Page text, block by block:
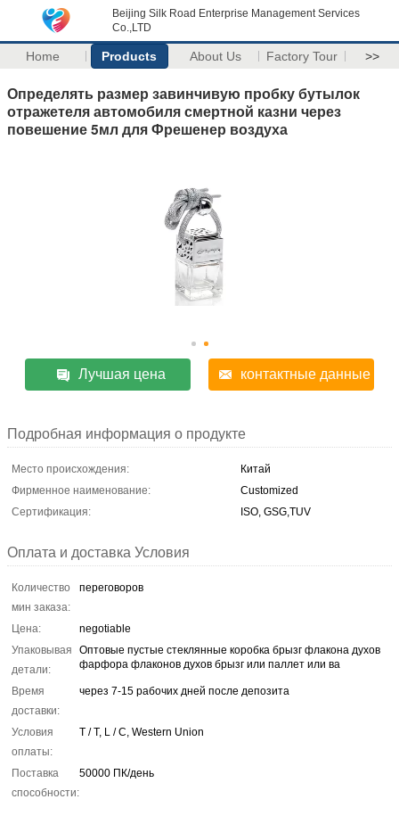
Beijing Silk Road Enterprise Management Services
Co.,LTD
Home Products About Us Factory Tour >>
Определять размер завинчивую пробку бутылок
отражетеля автомобиля смертной казни через
повешение 5мл для Фрешенер воздуха
Лучшая цена контактные данные
Подробная информация о продукте
Место происхождения:
Китай
Фирменное наименование:
Customized
Сертификация:
ISO, GSG,TUV
Оплата и доставка Условия
Количество
мин заказа:
переговоров
Цена:
negotiable
Упаковывая
детали:
Оптовые пустые стеклянные коробка брызг флакона духов
фарфора флаконов духов брызг или паллет или ва
Время
доставки:
через 7-15 рабочих дней после депозита
Условия
оплаты:
T / T, L / C, Western Union
Поставка
способности:
50000 ПК/день